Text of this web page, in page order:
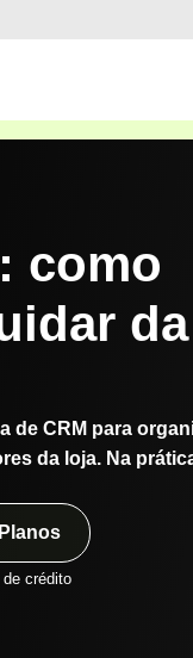
como
de CRM para
da loja. Na
Planos
crédito